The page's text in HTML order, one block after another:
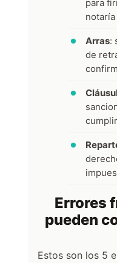
para
Arras:
de
Errores
pueden
Estos son los 5